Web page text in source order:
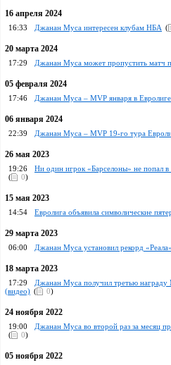
16 апреля 2024
16:33 Джанан Муса интересен клубам НБА (
20 марта 2024
17:29 Джанан Муса может пропустить матч
05 февраля 2024
17:46 Джанан Муса – MVP января в
06 января 2024
22:39 Джанан Муса – MVP 19-го тура
26 мая 2023
19:26
Ни один игрок «Барселоны» не попал
(
0)
15 мая 2023
14:54 Евролига объявила символические
29 марта 2023
06:00 Джанан Муса установил рекорд
18 марта 2023
17:29
Джанан Муса получил третью награду
(видео) ( 0)
24 ноября 2022
19:00
Джанан Муса во второй раз за месяц
(
0)
05 ноября 2022